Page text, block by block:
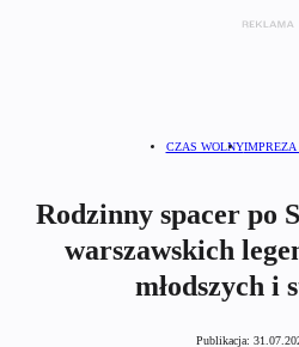
CZAS WOLNYIMPREZA
Rodzinny spacer po
warszawskich
młodszych i
Publikacja: